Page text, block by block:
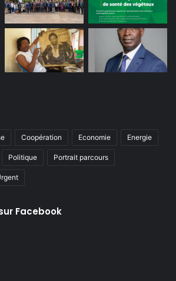
Coopération Economie Energie
Politique Portrait parcours
Facebook